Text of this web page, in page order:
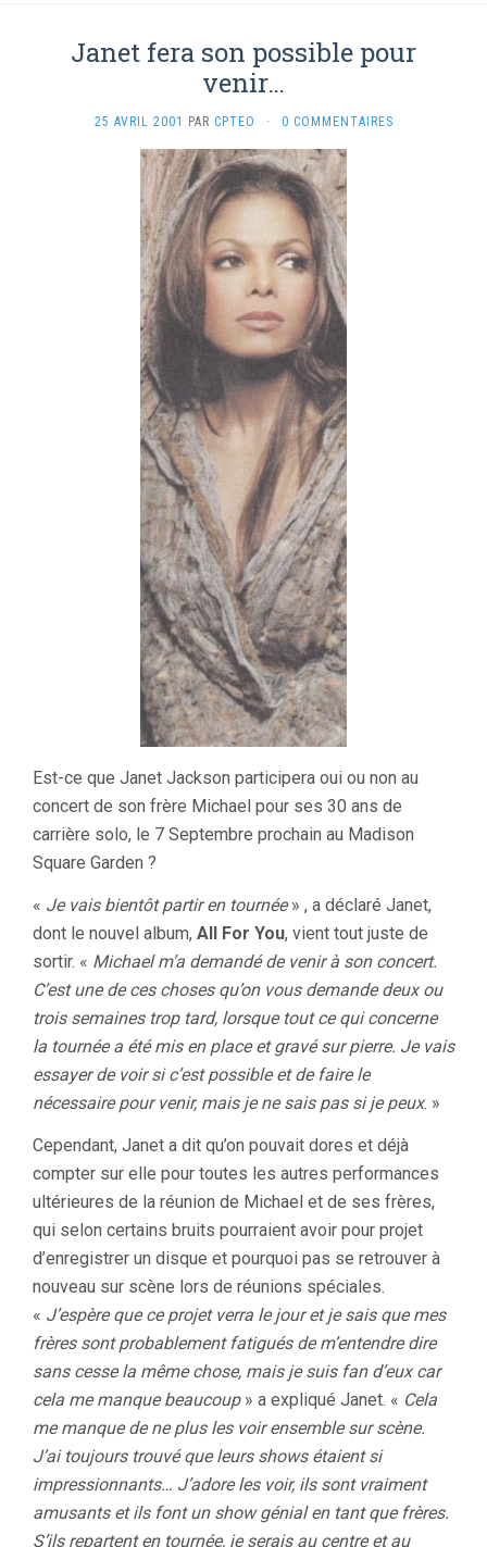
Janet fera son possible pour
venir…
25 AVRIL 2001 PAR CPTEO · 0 COMMENTAIRES
Est-ce que Janet Jackson participera oui ou non au
concert de son frère Michael pour ses 30 ans de
carrière solo, le 7 Septembre prochain au Madison
Square Garden ?
« Je vais bientôt partir en tournée» , a déclaré Janet,
dont le nouvel album, All For You, vient tout juste de
sortir. « Michael m’a demandé de venir à son concert.
C’est une de ces choses qu’on vous demande deux ou
trois semaines trop tard, lorsque tout ce qui concerne
la tournée a été mis en place et gravé sur pierre. Je vais
essayer de voir si c’est possible et de faire le
nécessaire pour venir, mais je ne sais pas si je peux. »
Cependant, Janet a dit qu’on pouvait dores et déjà
compter sur elle pour toutes les autres performances
ultérieures de la réunion de Michael et de ses frères,
qui selon certains bruits pourraient avoir pour projet
d’enregistrer un disque et pourquoi pas se retrouver à
nouveau sur scène lors de réunions spéciales.
« J’espère que ce projet verra le jour et je sais que mes
frères sont probablement fatigués de m’entendre dire
sans cesse la même chose, mais je suis fan d’eux car
cela me manque beaucoup» a expliqué Janet. « Cela
me manque de ne plus les voir ensemble sur scène.
J’ai toujours trouvé que leurs shows étaient si
impressionnants… J’adore les voir, ils sont vraiment
amusants et ils font un show génial en tant que frères.
S’ils repartent en tournée, je serais au centre et au